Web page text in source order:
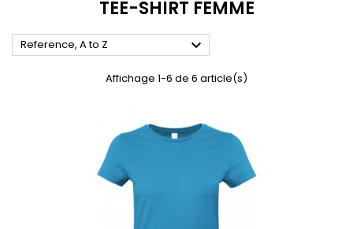
TEE-SHIRT FEMME
Reference, A to Z 
Affichage 1-6 de 6 article(s)